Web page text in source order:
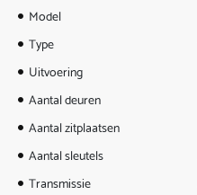
Model
Type
Uitvoering
Aantal deuren
Aantal zitplaatsen
Aantal sleutels
Transmissie